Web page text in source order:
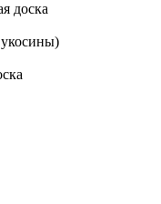
доска